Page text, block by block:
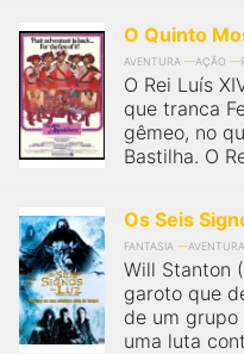
O Quinto
AVENTURA AÇÃO
O Rei Luís
que tranca
gêmeo, no
Bastilha. O
Os Seis
FANTASIA AVENTURA
Will Stanton
garoto que
de um
uma luta